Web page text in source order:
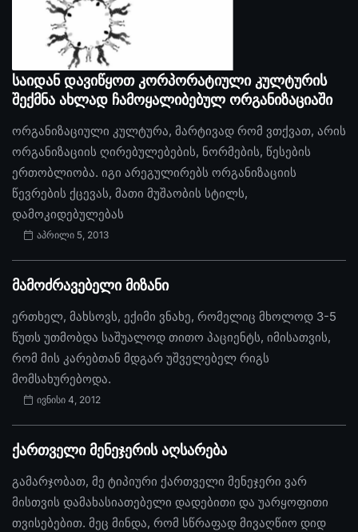
საიდან დავიწყოთ კორპორატიული კულტურის
შექმნა ახლად ჩამოყალიბებულ ორგანიზაციაში
ორგანიზაციული კულტურა, მარტივად რომ ვთქვათ, არის
ორგანიზაციის ღირებულებების, ნორმების, წესების
ერთობლიობა. იგი არეგულირებს ორგანიზაციის
წევრების ქცევას, მათი მუშაობის სტილს,
დამოკიდებულებას
აპრილი 5, 2013
მამოძრავებელი მიზანი
ერთხელ, მახსოვს, ექიმი ვნახე, რომელიც მხოლოდ 3-5
წუთს უთმობდა საშუალოდ თითო პაციენტს, იმისათვის,
რომ მის კარებთან მდგარ უშველებელ რიგს
მომსახურებოდა.
ივნისი 4, 2012
ქართველი მენეჯერის აღსარება
გამარჯობათ, მე ტიპიური ქართველი მენეჯერი ვარ
მისთვის დამახასიათებელი დადებითი და უარყოფითი
თვისებებით. მეც მინდა, რომ სწრაფად მივაღწიო დიდ